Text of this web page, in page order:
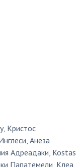
, Кристос
,Анеза
Адреадаки, Kostas
Папатемели, Клеа